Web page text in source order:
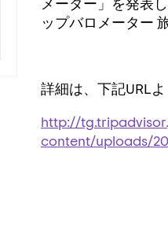
ップバロメーター
詳細は、下記URLよ
http://
content/uploads/